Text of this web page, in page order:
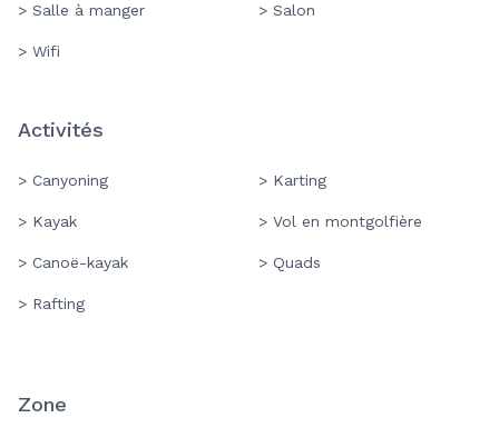
> Salle à manger > Salon
> Wifi
Activités
> Canyoning > Karting
> Kayak > Vol en montgolfière
> Canoë-kayak > Quads
> Rafting
Zone